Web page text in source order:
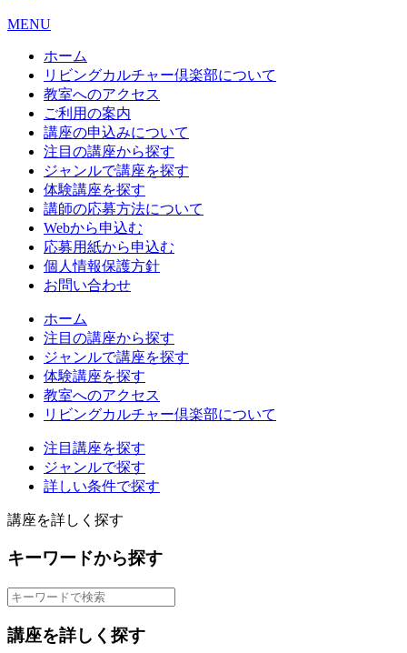
MENU
ホーム
リビングカルチャー倶楽部について
教室へのアクセス
ご利用の案内
講座の申込みについて
注目の講座から探す
ジャンルで講座を探す
体験講座を探す
講師の応募方法について
Webから申込む
応募用紙から申込む
個人情報保護方針
お問い合わせ
ホーム
注目の講座から探す
ジャンルで講座を探す
体験講座を探す
教室へのアクセス
リビングカルチャー倶楽部について
注目講座を探す
ジャンルで探す
詳しい条件で探す
講座を詳しく探す
キーワードから探す
講座を詳しく探す